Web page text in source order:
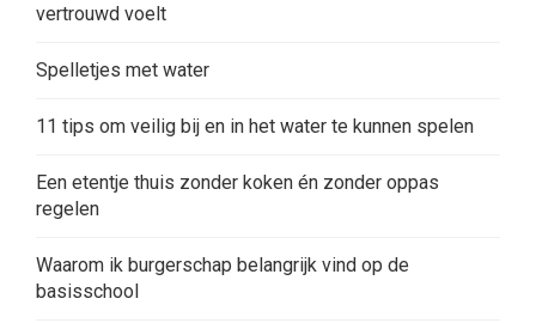
vertrouwd voelt
Spelletjes met water
11 tips om veilig bij en in het water te kunnen spelen
Een etentje thuis zonder koken én zonder oppas
regelen
Waarom ik burgerschap belangrijk vind op de
basisschool